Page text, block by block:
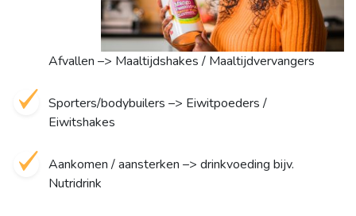
Afvallen –> Maaltijdshakes / Maaltijdvervangers
Sporters/bodybuilers –> Eiwitpoeders /
Eiwitshakes
Aankomen / aansterken –> drinkvoeding bijv.
Nutridrink